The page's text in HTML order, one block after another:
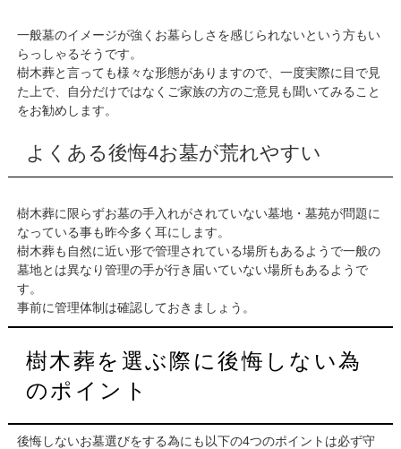
一般墓のイメージが強くお墓らしさを感じられないという方もい
らっしゃるそうです。
樹木葬と言っても様々な形態がありますので、一度実際に目で見
た上で、自分だけではなくご家族の方のご意見も聞いてみること
をお勧めします。
よくある後悔4お墓が荒れやすい
樹木葬に限らずお墓の手入れがされていない墓地・墓苑が問題に
なっている事も昨今多く耳にします。
樹木葬も自然に近い形で管理されている場所もあるようで一般の
墓地とは異なり管理の手が行き届いていない場所もあるようで
す。
事前に管理体制は確認しておきましょう。
樹木葬を選ぶ際に後悔しない為
のポイント
後悔しないお墓選びをする為にも以下の4つのポイントは必ず守